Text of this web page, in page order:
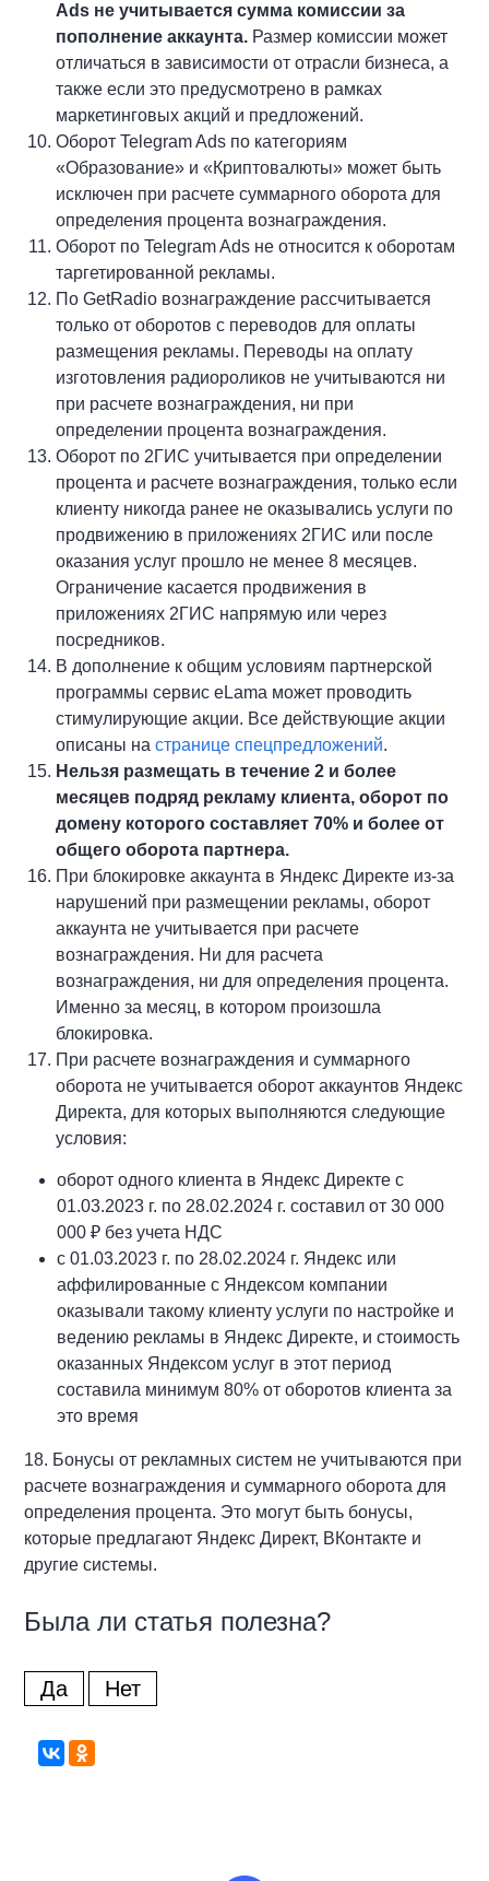
Ads не учитывается сумма комиссии за
пополнение аккаунта. Размер комиссии может
отличаться в зависимости от отрасли бизнеса, а
также если это предусмотрено в рамках
маркетинговых акций и предложений.
Оборот Telegram Ads по категориям
«Образование» и «Криптовалюты» может быть
исключен при расчете суммарного оборота для
определения процента вознаграждения.
Оборот по Telegram Ads не относится к оборотам
таргетированной рекламы.
По GetRadio вознаграждение рассчитывается
только от оборотов с переводов для оплаты
размещения рекламы. Переводы на оплату
изготовления радиороликов не учитываются ни
при расчете вознаграждения, ни при
определении процента вознаграждения.
Оборот по 2ГИС учитывается при определении
процента и расчете вознаграждения, только если
клиенту никогда ранее не оказывались услуги по
продвижению в приложениях 2ГИС или после
оказания услуг прошло не менее 8 месяцев.
Ограничение касается продвижения в
приложениях 2ГИС напрямую или через
посредников.
В дополнение к общим условиям партнерской
программы сервис eLama может проводить
стимулирующие акции. Все действующие акции
описаны настранице спецпредложений.
Нельзя размещать в течение 2 и более
месяцев подряд рекламу клиента, оборот по
домену которого составляет 70% и более от
общего оборота партнера.
При блокировке аккаунта в Яндекс Директе из-за
нарушений при размещении рекламы, оборот
аккаунта не учитывается при расчете
вознаграждения. Ни для расчета
вознаграждения, ни для определения процента.
Именно за месяц, в котором произошла
блокировка.
При расчете вознаграждения и суммарного
оборота не учитывается оборот аккаунтов Яндекс
Директа, для которых выполняются следующие
условия:
оборот одного клиента в Яндекс Директе с
01.03.2023 г. по 28.02.2024 г. составил от 30 000
000 ₽ без учета НДС
с 01.03.2023 г. по 28.02.2024 г. Яндекс или
аффилированные с Яндексом компании
оказывали такому клиенту услуги по настройке и
ведению рекламы в Яндекс Директе, и стоимость
оказанных Яндексом услуг в этот период
составила минимум 80% от оборотов клиента за
это время
18. Бонусы от рекламных систем не учитываются при
расчете вознаграждения и суммарного оборота для
определения процента. Это могут быть бонусы,
которые предлагают Яндекс Директ, ВКонтакте и
другие системы.
Была ли статья полезна?
Да Нет